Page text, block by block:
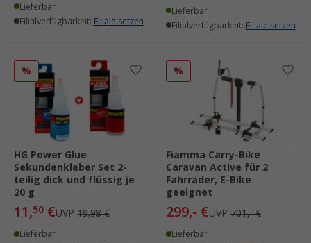
Lieferbar
Filialverfügbarkeit: Filiale setzen
Lieferbar
Filialverfügbarkeit: Filiale setzen
%
HG Power Glue
Sekundenkleber Set 2-
teilig dick und flüssig je
20 g
11,50 €UVP 19,98 €
Lieferbar
%
Fiamma Carry-Bike
Caravan Active für 2
Fahrräder, E-Bike
geeignet
299,- €UVP 701,- €
Lieferbar